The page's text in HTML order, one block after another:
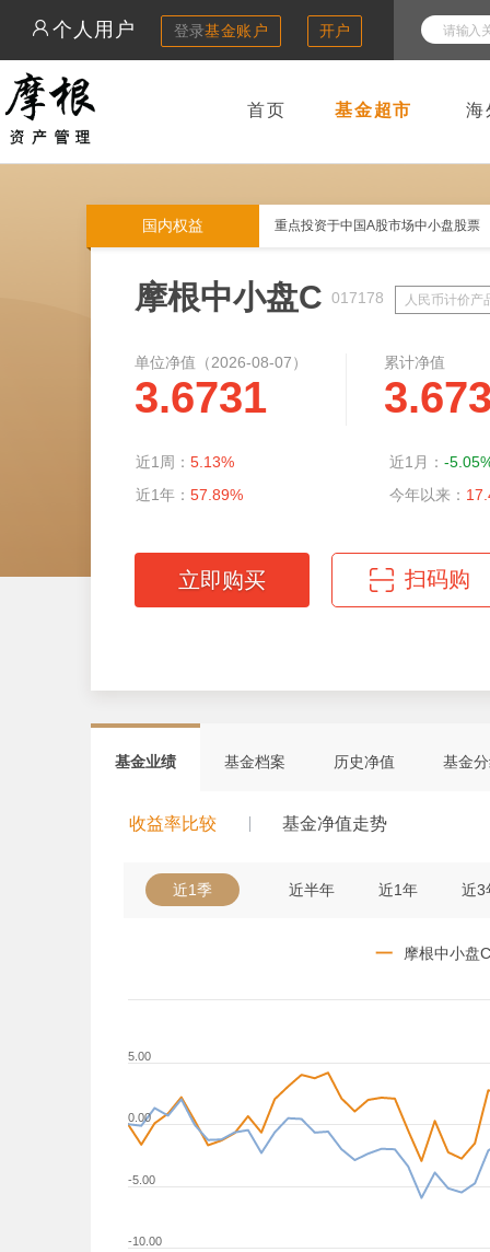
个人用户 登录基金账户 开户
首页 基金超市 海
国内权益 重点投资于中国A股市场中小盘股票
摩根中小盘C 017178 人民币计价产
单位净值（2026-08-07）
3.6731
累计净值
近1周： 5.13% 近1月： -
近1年： 57.89% 今年以来：
立即购买 扫码购
基金业绩 基金档案 历史净值 基金
收益率比较 基金净值走势
近1季 近半年 近1年 近3
一 摩根中小盘
-10.00
-5.00
0.00
5.00